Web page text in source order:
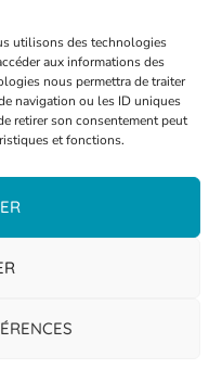
utilisons des technologies
aux informations des
nous permettra de traiter
navigation ou les ID uniques
retirer son consentement peut
et fonctions.